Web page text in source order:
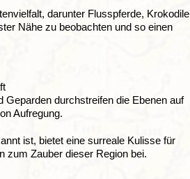
darunter Flusspferde, Krokodile
Nähe zu beobachten und so einen
durchstreifen die Ebenen auf
Aufregung.
ist, bietet eine surreale Kulisse für
zum Zauber dieser Region bei.